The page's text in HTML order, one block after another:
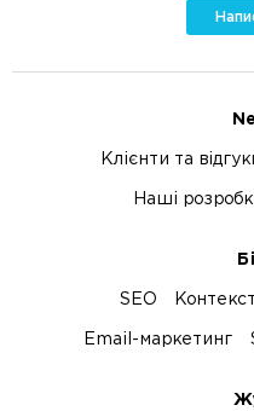
Клієнти та
Наші
SEO
Email-маркетинг